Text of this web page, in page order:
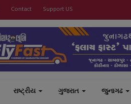
Contact Support US
રાષ્ટ્રીય ગુજરાત જુનાગઢ